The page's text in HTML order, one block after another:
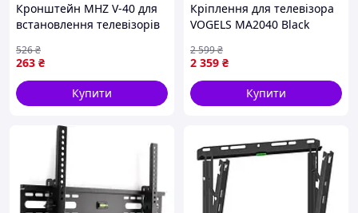
Кронштейн MHZ V-40 для
встановлення телевізорів
надійною фіксацією
263 ₴
526₴
Купити
Кріплення для телевізора
VOGELS MA2040 Black
2 359 ₴
2 599₴
Купити